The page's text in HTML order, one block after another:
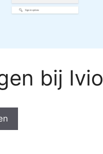
bij Ivio